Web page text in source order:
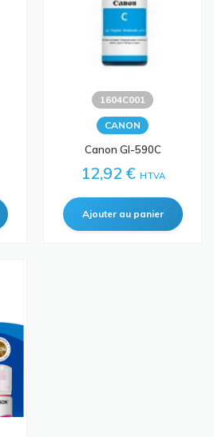
1604C001
CANON
Canon GI-590C
12,92 € HTVA